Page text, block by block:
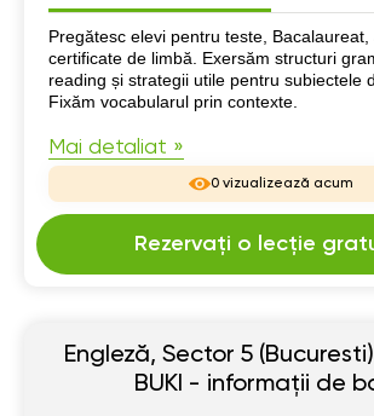
Despre mine
Pregătesc elevi pentru teste,
certificate de limbă. Exersăm structuri
reading și strategii utile pentru subiectele
Fixăm vocabularul prin contexte.
Mai detaliat »
0 vizualizează acum
Rezervați o lecție
Engleză, Sector 5
BUKI - informații de